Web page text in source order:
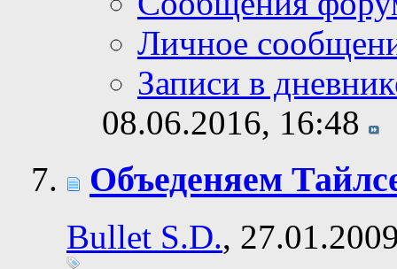
Личное
Записи в
08.06.2016, 16:48
Объеденяем
Bullet S.D.,